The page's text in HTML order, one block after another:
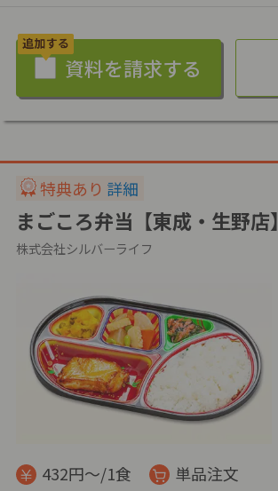
特典あり 詳細
まごころ弁当【東成・生野店】
株式会社シルバーライフ
432円～/1食
単品注文